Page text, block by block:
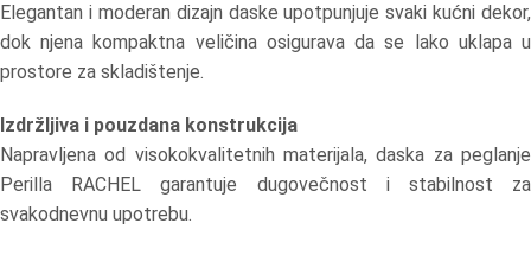
Elegantan i moderan dizajn daske upotpunjuje svaki kućni dekor,
dok njena kompaktna veličina osigurava da se lako uklapa u
prostore za skladištenje.
Izdržljiva i pouzdana konstrukcija
Napravljena od visokokvalitetnih materijala, daska za peglanje
Perilla RACHEL garantuje dugovečnost i stabilnost za
svakodnevnu upotrebu.